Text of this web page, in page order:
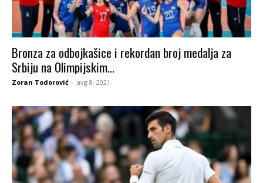
Bronza za odbojkašice i rekordan broj medalja za
Srbiju na Olimpijskim...
Zoran Todorović - avg 8, 2021